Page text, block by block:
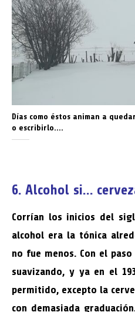
Días como éstos animan a
o escribirlo….
6. Alcohol si…
Corrían los inicios del
alcohol era la tónica
no fue menos. Con el
suavizando, y ya en el
permitido, excepto la
con demasiada